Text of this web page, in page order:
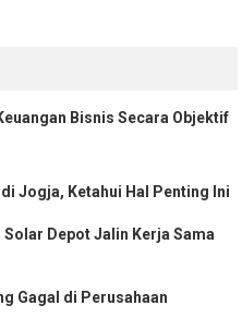
Bisnis Secara Objektif
Jogja, Ketahui Hal Penting Ini
Depot Jalin Kerja Sama
Gagal di Perusahaan